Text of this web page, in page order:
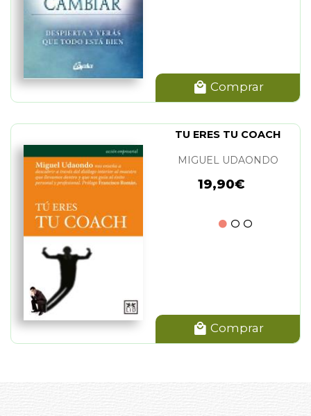
Comprar
TU ERES TU COACH
MIGUEL UDAONDO
19,90€
Comprar